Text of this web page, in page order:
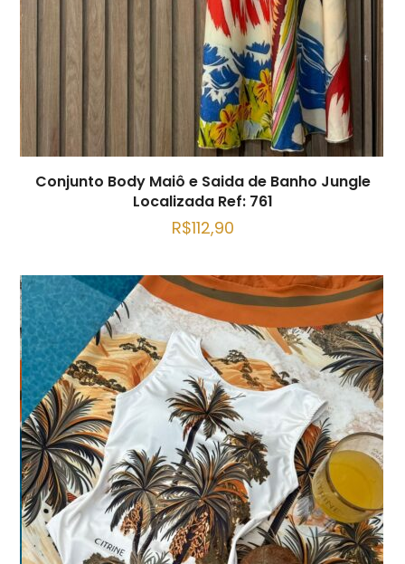
Conjunto Body Maiô e Saida de Banho Jungle
Localizada Ref: 761
R$112,90